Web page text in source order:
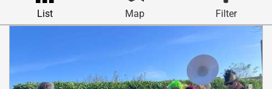
List Map Filter